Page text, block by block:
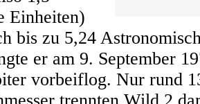
Einheiten)
bis zu 5,24
er am 9. September
vorbeiflog. Nur rund